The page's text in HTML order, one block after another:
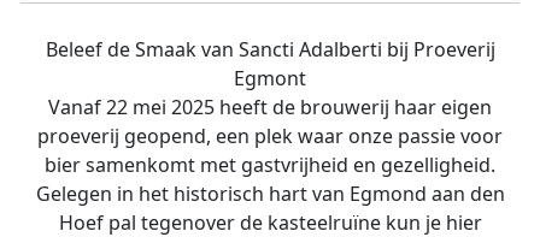
Beleef de Smaak van Sancti Adalberti bij Proeverij
Egmont
Vanaf 22 mei 2025 heeft de brouwerij haar eigen
proeverij geopend, een plek waar onze passie voor
bier samenkomt met gastvrijheid en gezelligheid.
Gelegen in het historisch hart van Egmond aan den
Hoef pal tegenover de kasteelruïne kun je hier